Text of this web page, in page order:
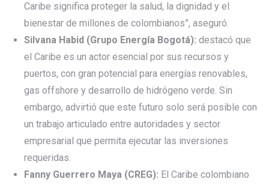
Caribe significa proteger la salud, la dignidad y el
bienestar de millones de colombianos”, aseguró.
Silvana Habid (Grupo Energía Bogotá): destacó que
el Caribe es un actor esencial por sus recursos y
puertos, con gran potencial para energías renovables,
gas offshore y desarrollo de hidrógeno verde. Sin
embargo, advirtió que este futuro solo será posible con
un trabajo articulado entre autoridades y sector
empresarial que permita ejecutar las inversiones
requeridas.
Fanny Guerrero Maya (CREG): El Caribe colombiano